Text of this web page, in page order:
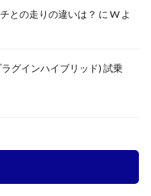
との走りの違いは？ に W よ
グインハイブリッド) 試乗